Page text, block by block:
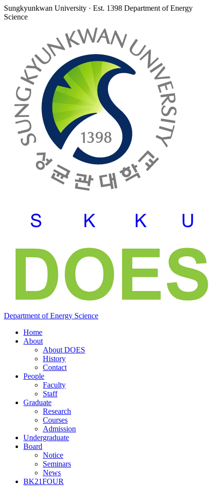
Sungkyunkwan University · Est. 1398 Department of Energy
Science
Department ofEnergy Science
Home
About
About DOES
History
Contact
People
Faculty
Staff
Graduate
Research
Courses
Admission
Undergraduate
Board
Notice
Seminars
News
BK21FOUR